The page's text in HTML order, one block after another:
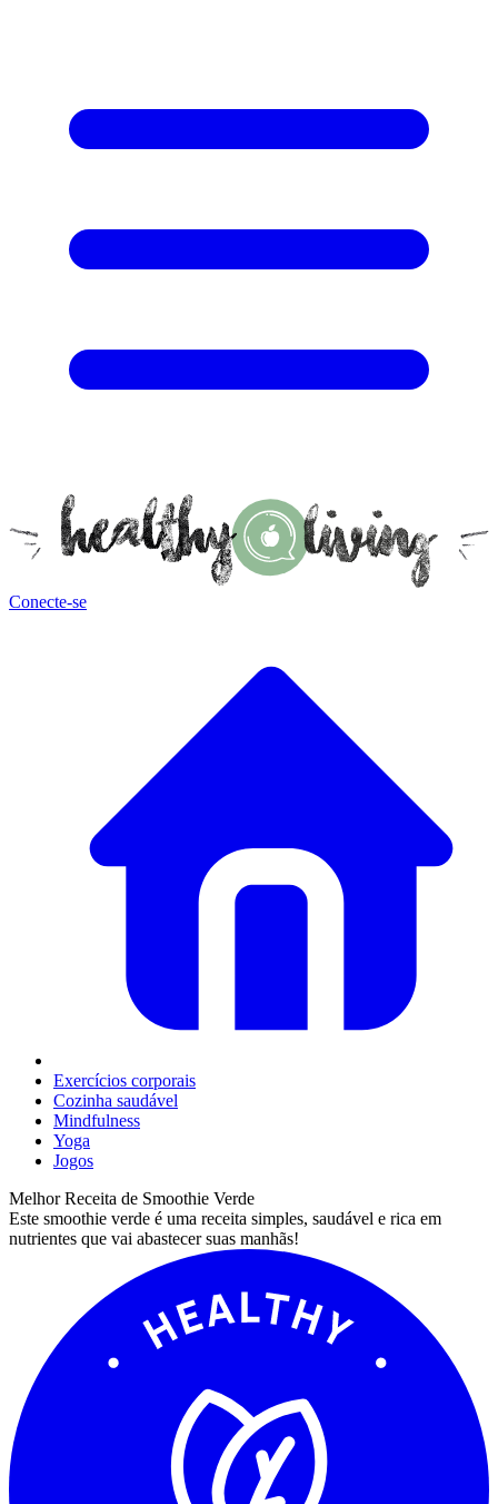
Conecte-se
Exercícios corporais
Cozinha saudável
Mindfulness
Yoga
Jogos
Melhor Receita de Smoothie Verde
Este smoothie verde é uma receita simples, saudável e rica em
nutrientes que vai abastecer suas manhãs!